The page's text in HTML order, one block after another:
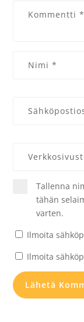
Tallenna
tähän
varten.
Ilmoita
Ilmoita